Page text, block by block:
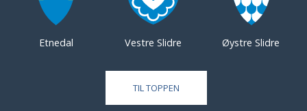
Etnedal Vestre Slidre Øystre Slidre
TIL TOPPEN